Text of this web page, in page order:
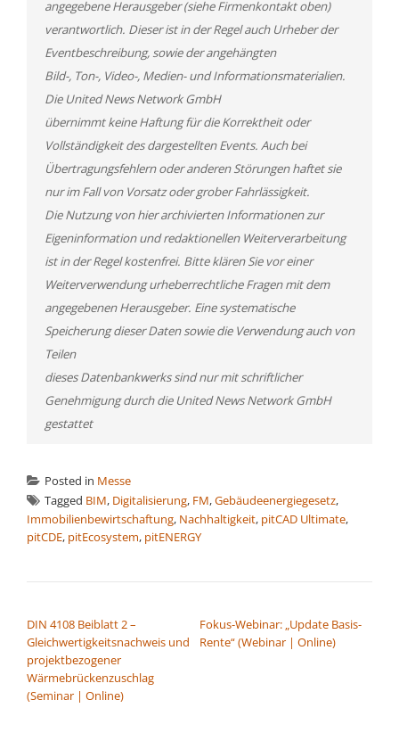
angegebene Herausgeber (siehe Firmenkontakt oben)
verantwortlich. Dieser ist in der Regel auch Urheber der
Eventbeschreibung, sowie der angehängten
Bild-, Ton-, Video-, Medien- und Informationsmaterialien.
Die United News Network GmbH
übernimmt keine Haftung für die Korrektheit oder
Vollständigkeit des dargestellten Events. Auch bei
Übertragungsfehlern oder anderen Störungen haftet sie
nur im Fall von Vorsatz oder grober Fahrlässigkeit.
Die Nutzung von hier archivierten Informationen zur
Eigeninformation und redaktionellen Weiterverarbeitung
ist in der Regel kostenfrei. Bitte klären Sie vor einer
Weiterverwendung urheberrechtliche Fragen mit dem
angegebenen Herausgeber. Eine systematische
Speicherung dieser Daten sowie die Verwendung auch von
Teilen
dieses Datenbankwerks sind nur mit schriftlicher
Genehmigung durch die United News Network GmbH
gestattet
Posted in Messe
Tagged BIM, Digitalisierung, FM,Gebäudeenergiegesetz,
Immobilienbewirtschaftung, Nachhaltigkeit, pitCAD Ultimate,
pitCDE, pitEcosystem, pitENERGY
DIN 4108 Beiblatt 2 –
Gleichwertigkeitsnachweis und
projektbezogener
Wärmebrückenzuschlag
(Seminar | Online)
Fokus-Webinar: „Update Basis-
Rente“ (Webinar | Online)